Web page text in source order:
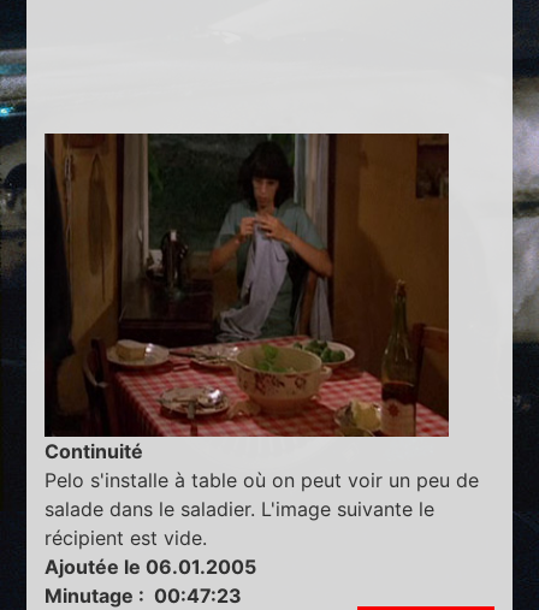
Continuité
Pelo s'installe à table où on peut voir un peu de
salade dans le saladier. L'image suivante le
récipient est vide.
Ajoutée le 06.01.2005
Minutage : 00:47:23